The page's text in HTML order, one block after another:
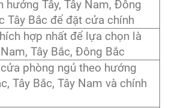
hướng Tây, Tây Nam, Đông
Tây Bắc để đặt cửa chính
hợp nhất để lựa chọn là
Nam, Tây Bắc, Đông Bắc
phòng ngủ theo hướng
Tây Bắc, Tây Nam và chính